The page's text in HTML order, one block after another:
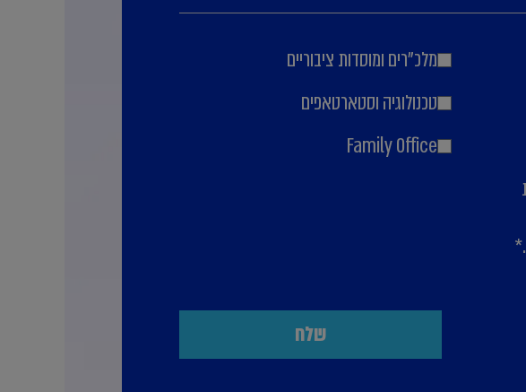
מלכ"רים ומוסדות ציבוריים
טכנולוגיה וסטארטאפים
Family Office
*